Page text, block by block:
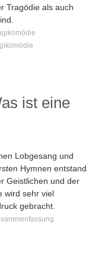
Tragödie als auch
ist eine
Lobgesang und
Hymnen entstand
Geistlichen und der
wird sehr viel
gebracht.